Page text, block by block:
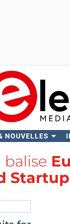
NOUVELLES
balise